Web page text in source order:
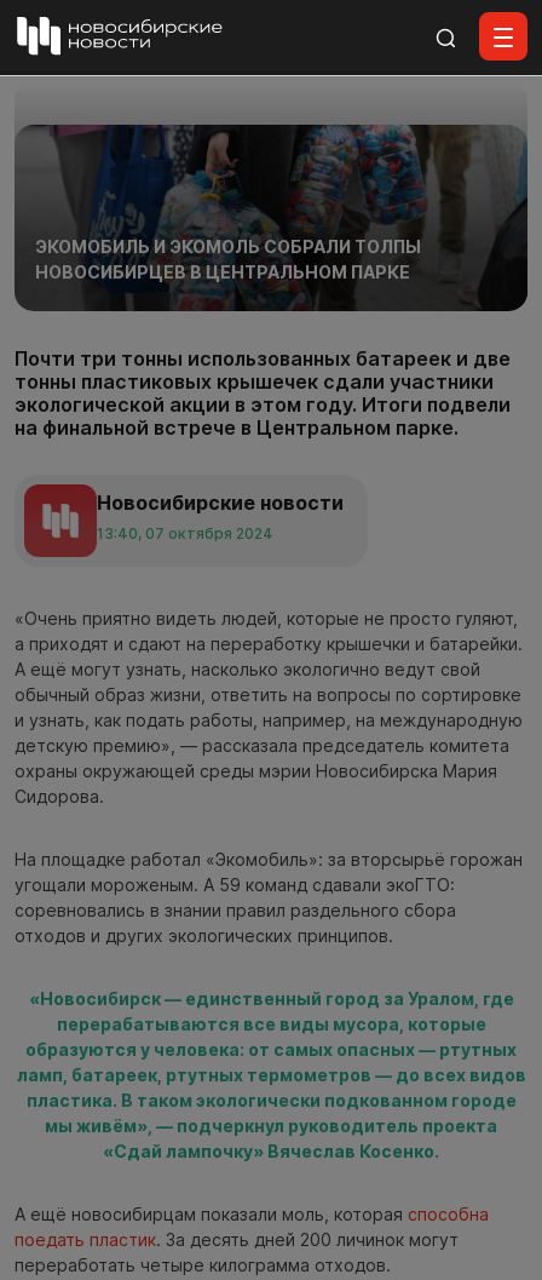
ЭКОМОБИЛЬ И ЭКОМОЛЬ СОБРАЛИ ТОЛПЫ
НОВОСИБИРЦЕВ В ЦЕНТРАЛЬНОМ ПАРКЕ
Почти три тонны использованных батареек и две
тонны пластиковых крышечек сдали участники
экологической акции в этом году. Итоги подвели
на финальной встрече в Центральном парке.
Новосибирские новости
13:40, 07 октября 2024
«Очень приятно видеть людей, которые не просто гуляют,
а приходят и сдают на переработку крышечки и батарейки.
А ещё могут узнать, насколько экологично ведут свой
обычный образ жизни, ответить на вопросы по сортировке
и узнать, как подать работы, например, на международную
детскую премию», — рассказала председатель комитета
охраны окружающей среды мэрии Новосибирска Мария
Сидорова.
На площадке работал «Экомобиль»: за вторсырьё горожан
угощали мороженым. А 59 команд сдавали экоГТО:
соревновались в знании правил раздельного сбора
отходов и других экологических принципов.
«Новосибирск — единственный город за Уралом, где
перерабатываются все виды мусора, которые
образуются у человека: от самых опасных — ртутных
ламп, батареек, ртутных термометров — до всех видов
пластика. В таком экологически подкованном городе
мы живём», — подчеркнул руководитель проекта
«Сдай лампочку» Вячеслав Косенко.
А ещё новосибирцам показали моль, которая способна
поедать пластик. За десять дней 200 личинок могут
переработать четыре килограмма отходов.